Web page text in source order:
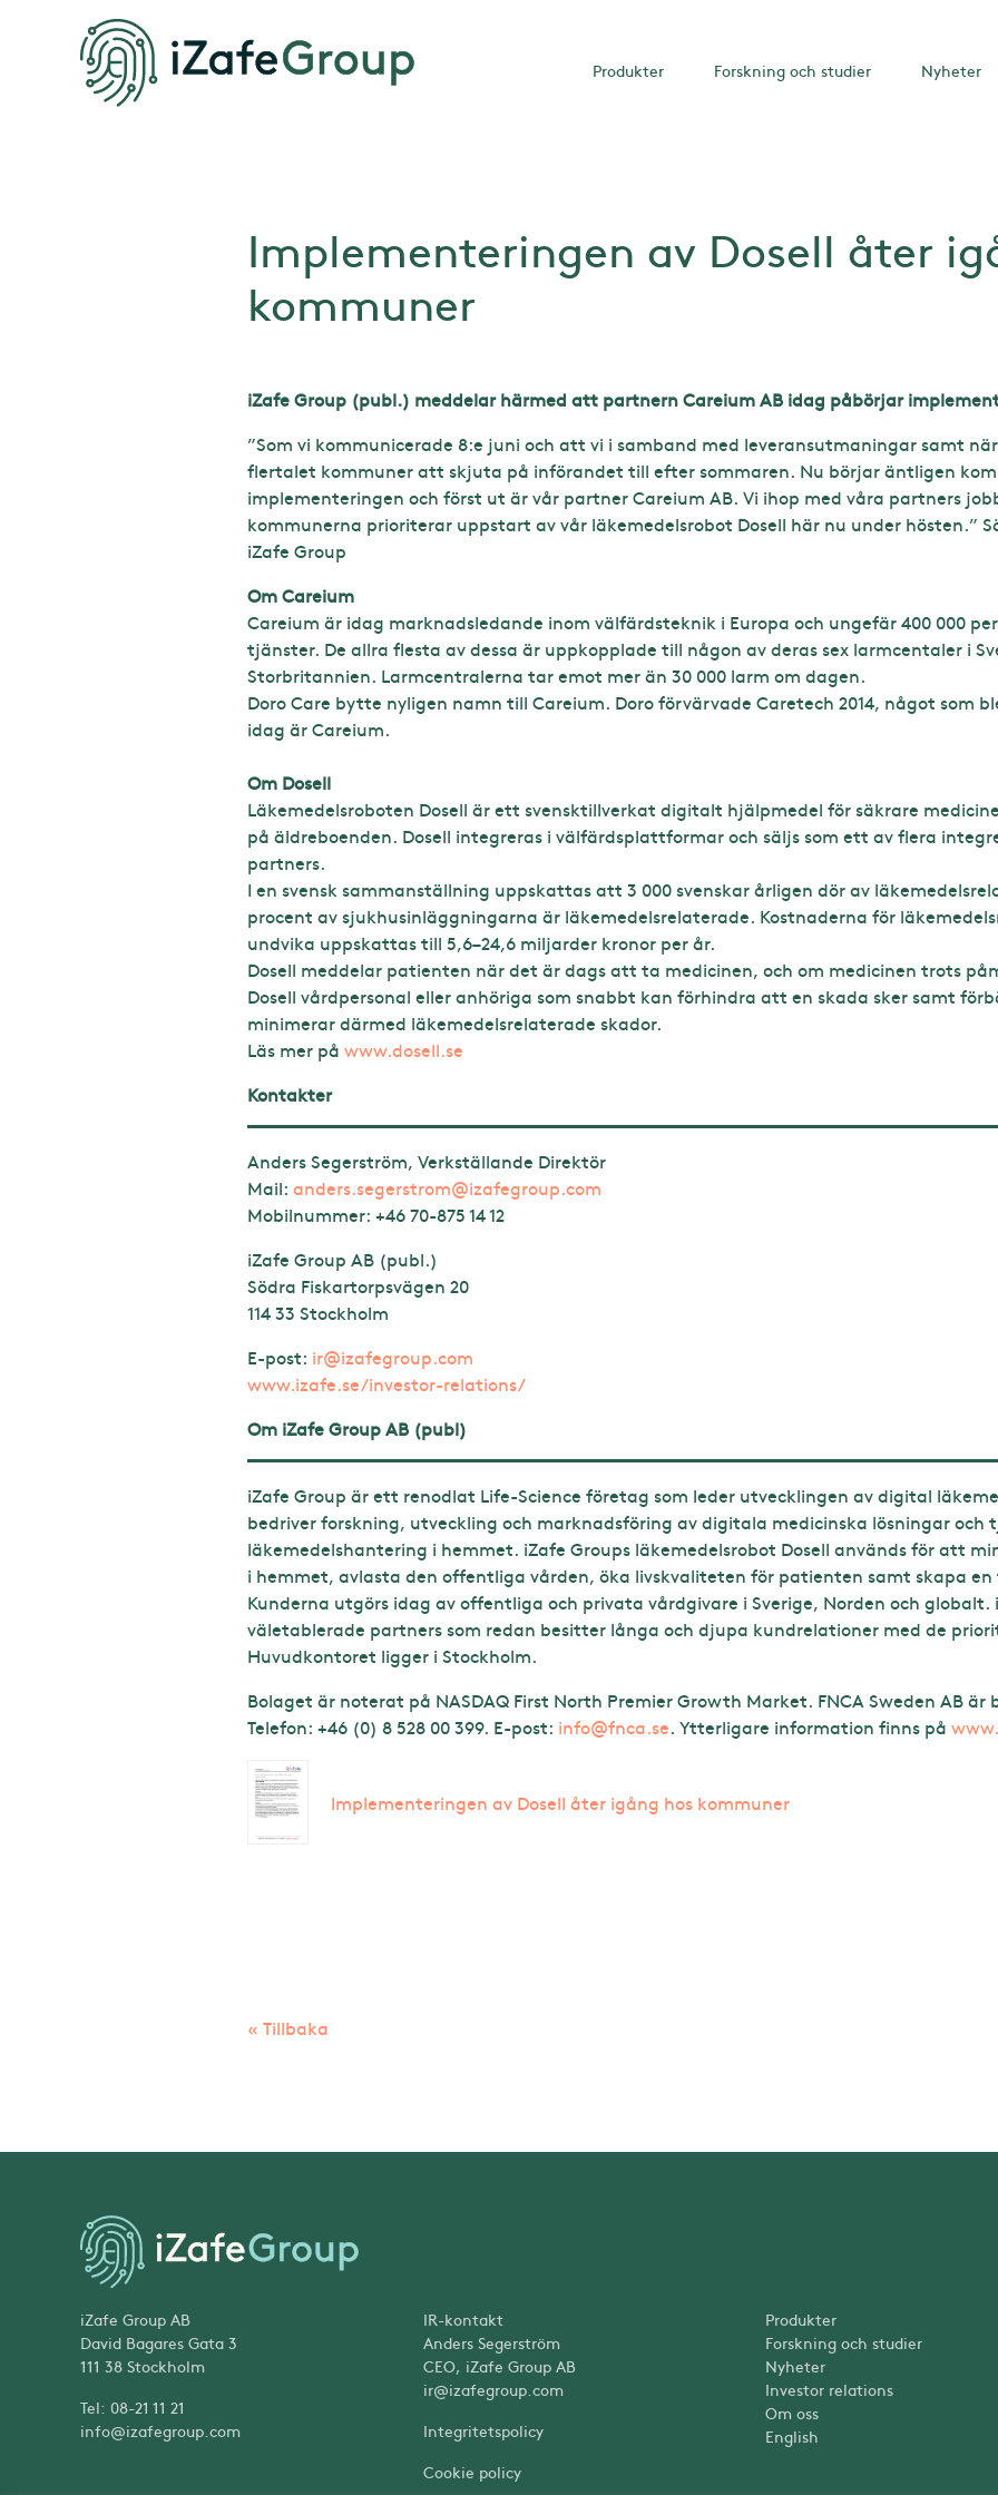
Produkter Forskning och studier Nyheter
Implementeringen av Dosell åter
kommuner
iZafe Group (publ.) meddelar härmed att partnern Careium AB idag påbörjar
”Som vi kommunicerade 8:e juni och att vi i samband med leveransutmaningar samt
flertalet kommuner att skjuta på införandet till efter sommaren. Nu börjar äntligen
implementeringen och först ut är vår partner Careium AB. Vi ihop med våra partners
kommunerna prioriterar uppstart av vår läkemedelsrobot Dosell här nu under hösten.”
iZafe Group
Om Careium
Careium är idag marknadsledande inom välfärdsteknik i Europa och ungefär 400 000
tjänster. De allra flesta av dessa är uppkopplade till någon av deras sex larmcentaler i
Storbritannien. Larmcentralerna tar emot mer än 30 000 larm om dagen.
Doro Care bytte nyligen namn till Careium. Doro förvärvade Caretech 2014, något som
idag är Careium.
Om Dosell
Läkemedelsroboten Dosell är ett svensktillverkat digitalt hjälpmedel för säkrare
på äldreboenden. Dosell integreras i välfärdsplattformar och säljs som ett av flera
partners.
I en svensk sammanställning uppskattas att 3 000 svenskar årligen dör av
procent av sjukhusinläggningarna är läkemedelsrelaterade. Kostnaderna för
undvika uppskattas till 5,6–24,6 miljarder kronor per år.
Dosell meddelar patienten när det är dags att ta medicinen, och om medicinen trots
Dosell vårdpersonal eller anhöriga som snabbt kan förhindra att en skada sker samt
minimerar därmed läkemedelsrelaterade skador.
Läs mer på www.dosell.se
Kontakter
Anders Segerström, Verkställande Direktör
Mail: anders.segerstrom@izafegroup.com
Mobilnummer: +46 70-875 14 12
iZafe Group AB (publ.)
Södra Fiskartorpsvägen 20
114 33 Stockholm
E-post: ir@izafegroup.com
www.izafe.se/investor-relations/
Om iZafe Group AB (publ)
iZafe Group är ett renodlat Life-Science företag som leder utvecklingen av digital
bedriver forskning, utveckling och marknadsföring av digitala medicinska lösningar och
läkemedelshantering i hemmet. iZafe Groups läkemedelsrobot Dosell används för att
i hemmet, avlasta den offentliga vården, öka livskvaliteten för patienten samt skapa
Kunderna utgörs idag av offentliga och privata vårdgivare i Sverige, Norden och
väletablerade partners som redan besitter långa och djupa kundrelationer med de
Huvudkontoret ligger i Stockholm.
Bolaget är noterat på NASDAQ First North Premier Growth Market. FNCA Sweden AB är
Telefon: +46 (0) 8 528 00 399. E-post: info@fnca.se. Ytterligare information finns på
Implementeringen av Dosell åter igång hos kommuner
« Tillbaka
iZafe Group AB
David Bagares Gata 3
111 38 Stockholm
Tel: 08-21 11 21
info@izafegroup.com
IR-kontakt
Anders Segerström
CEO, iZafe Group AB
ir@izafegroup.com
Integritetspolicy
Cookie policy
Produkter
Forskning och studier
Nyheter
Investor relations
Om oss
English